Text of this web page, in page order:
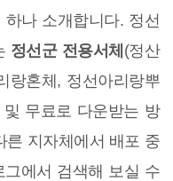
나 소개합니다. 정선
정선군 전용서체 (정산
랑혼체, 정선아리랑뿌
무료로 다운받는 방
른 지자체에서 배포 중
에서 검색해 보실 수